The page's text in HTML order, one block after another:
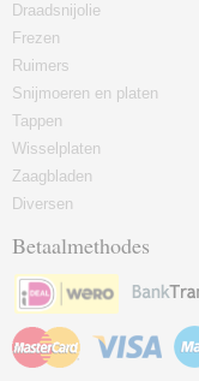
Draadsnijolie
Frezen
Ruimers
Snijmoeren en platen
Tappen
Wisselplaten
Zaagbladen
Diversen
Betaalmethodes